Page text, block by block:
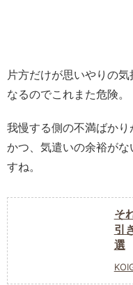
片方だけが思いやりの
なるのでこれまた危険。
我慢する側の不満ばか
かつ、気遣いの余裕が
すね。
そ
引
選